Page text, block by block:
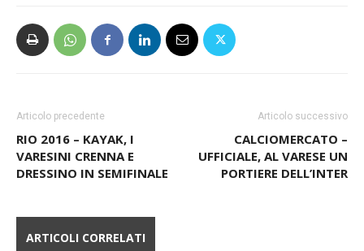
Articolo precedente
RIO 2016 – KAYAK, I
VARESINI CRENNA E
DRESSINO IN SEMIFINALE
Articolo successivo
CALCIOMERCATO –
UFFICIALE, AL VARESE UN
PORTIERE DELL’INTER
ARTICOLI CORRELATI